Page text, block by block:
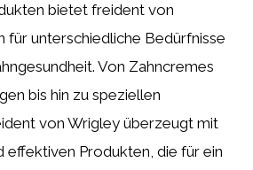
bietet freident von
für unterschiedliche Bedürfnisse
Von Zahncremes
bis hin zu speziellen
von Wrigley überzeugt mit
effektiven Produkten, die für ein